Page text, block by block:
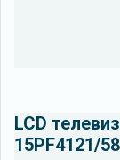
LCD
15PF4121/58